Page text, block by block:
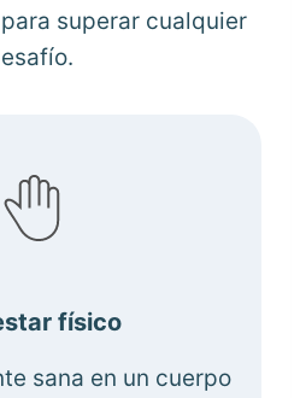
superar cualquier
físico
sana en un cuerpo